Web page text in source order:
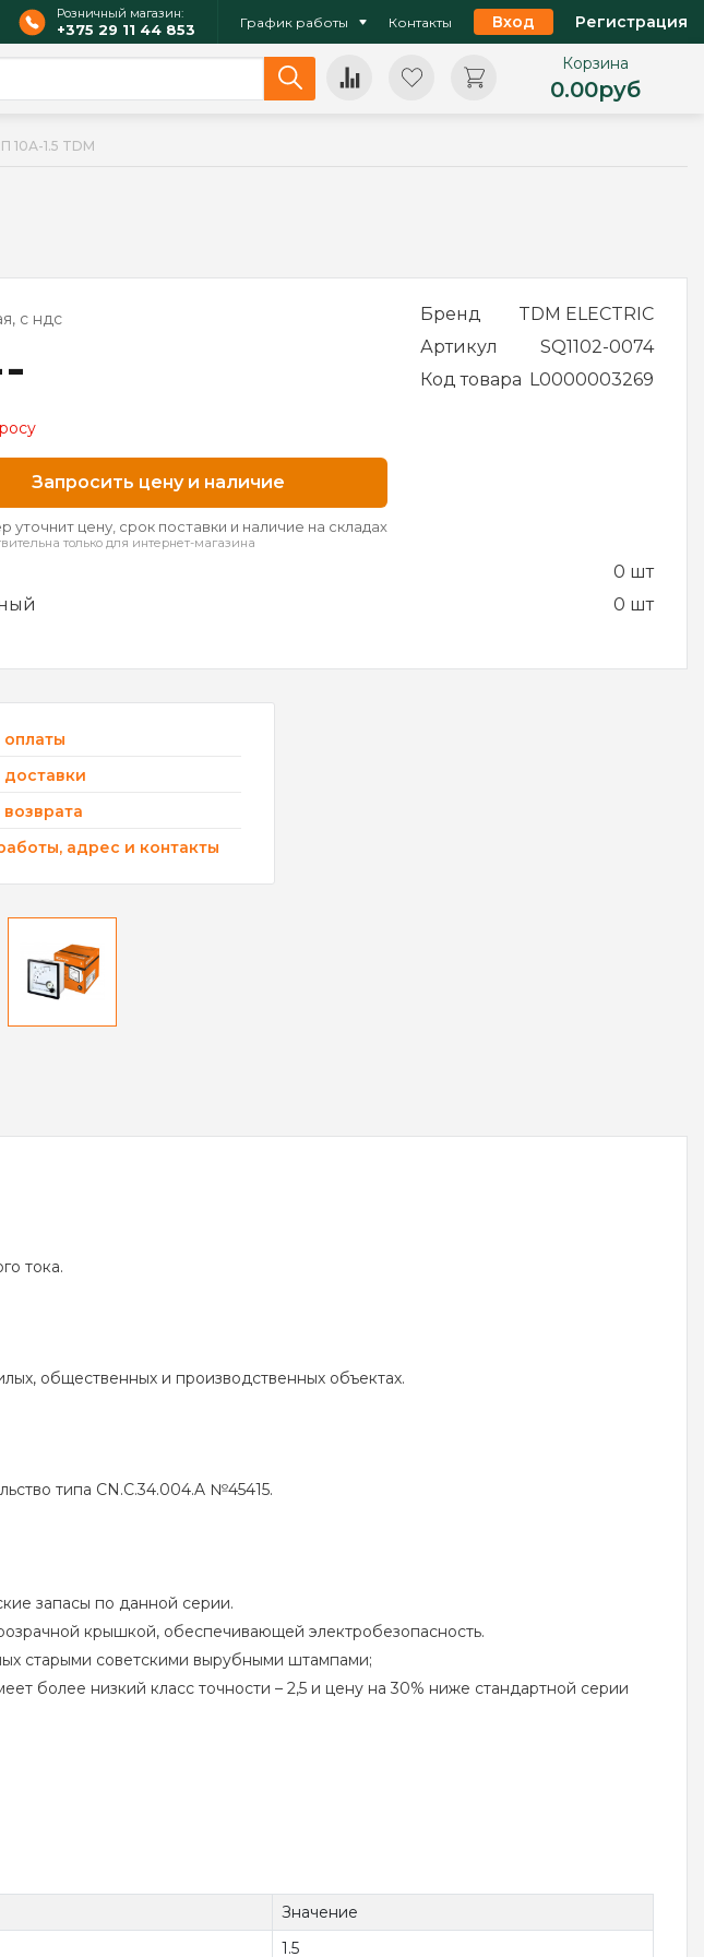
Розничный магазин:
+375 29 11 44 853 График работы Контакты Вход Регистрация
Корзина
0.00руб
10А-1.5 TDM
с ндс
Запросить цену и наличие
цену, срок поставки и наличие на складах
только для интернет-магазина
Бренд
TDM ELECTRIC
Артикул
SQ1102-0074
Код товара L0000003269
0 шт
0 шт
оплаты
доставки
адрес и контакты
тока.
общественных и производственных объектах.
типа CN.C.34.004.A №45415.
запасы по данной серии.
крышкой, обеспечивающей электробезопасность.
старыми советскими вырубными штампами;
более низкий класс точности – 2,5 и цену на 30% ниже стандартной серии
Значение
1.5